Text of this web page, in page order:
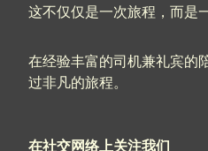
这不仅仅是一次旅程，而是
在经验丰富的司机兼礼宾的
过非凡的旅程。
在社交网络上关注我们